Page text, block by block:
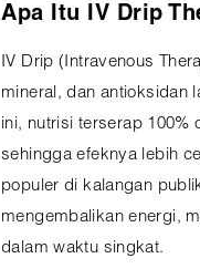
Apa Itu IV Drip
IV Drip (Intravenous
mineral, dan antioksidan
ini, nutrisi terserap 100%
sehingga efeknya lebih
populer di kalangan
mengembalikan energi,
dalam waktu singkat.